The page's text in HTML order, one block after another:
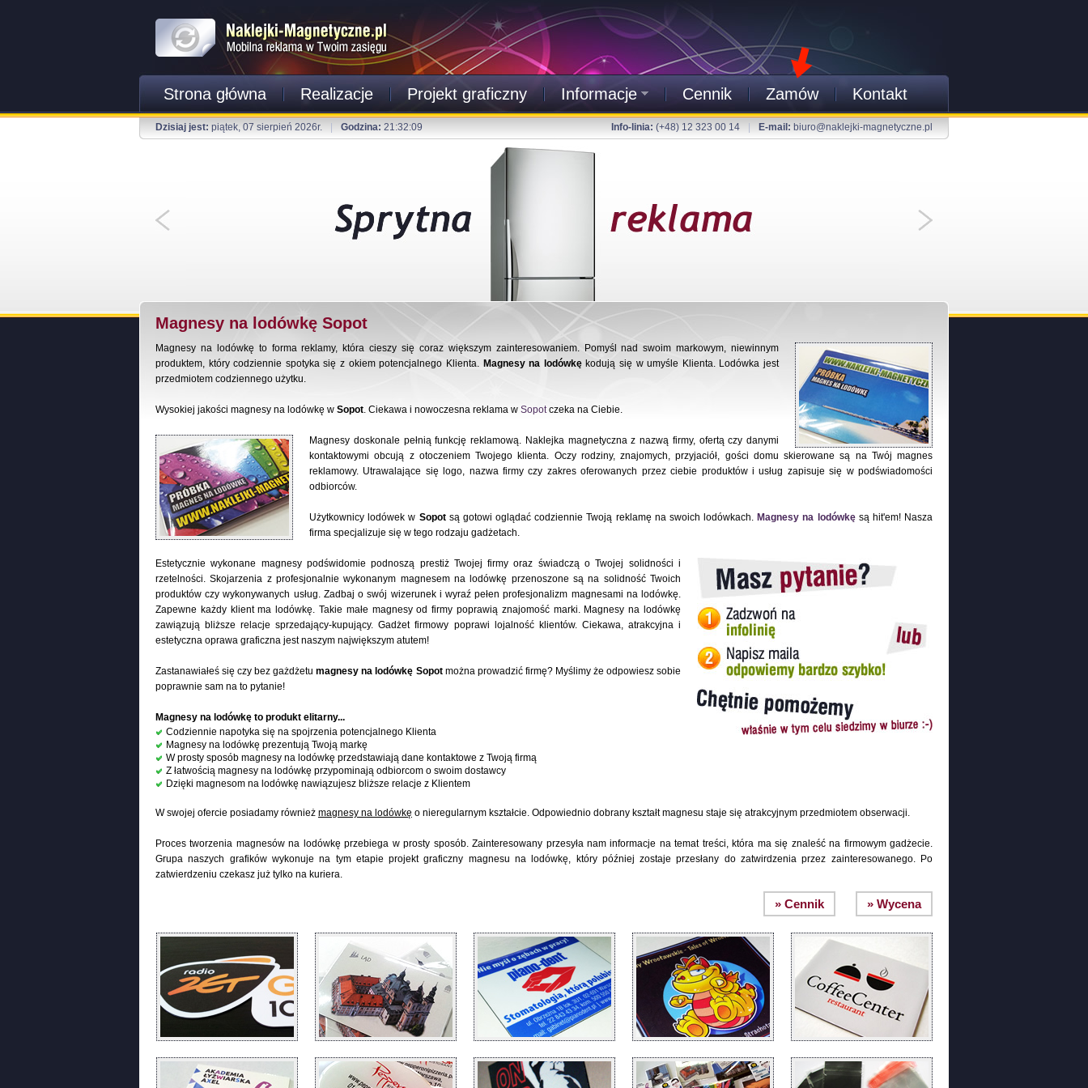
Strona główna Realizacje Projekt graficzny Informacje Cennik Zamów Kontakt
Dzisiaj jest: piątek, 07 sierpień 2026r. Godzina: 21:32:10 Info-linia: (+48) 12 323 00 14 E-mail: biuro@naklejki-magnetyczne.pl
Magnesy na lodówkę Sopot
Magnesy na lodówkę to forma reklamy, która cieszy się coraz większym zainteresowaniem. Pomyśl nad swoim markowym, niewinnym
produktem, który codziennie spotyka się z okiem potencjalnego Klienta. Magnesy na lodówkękodują się w umyśle Klienta. Lodówka jest
przedmiotem codziennego użytku.
Wysokiej jakości magnesy na lodówkę w Sopot. Ciekawa i nowoczesna reklama w Sopotczeka na Ciebie.
Magnesy doskonale pełnią funkcję reklamową. Naklejka magnetyczna z nazwą firmy, ofertą czy danymi
kontaktowymi obcują z otoczeniem Twojego klienta. Oczy rodziny, znajomych, przyjaciół, gości domu skierowane są na Twój magnes
reklamowy. Utrawalające się logo, nazwa firmy czy zakres oferowanych przez ciebie produktów i usług zapisuje się w podświadomości
odbiorców.
Użytkownicy lodówek w Sopotsą gotowi oglądać codziennie Twoją reklamę na swoich lodówkach. Magnesy na lodówkęsą hit'em! Nasza
firma specjalizuje się w tego rodzaju gadżetach.
Estetycznie wykonane magnesy podświdomie podnoszą prestiż Twojej firmy oraz świadczą o Twojej solidności i
rzetelności. Skojarzenia z profesjonalnie wykonanym magnesem na lodówkę przenoszone są na solidność Twoich
produktów czy wykonywanych usług. Zadbaj o swój wizerunek i wyraź pełen profesjonalizm magnesami na lodówkę.
Zapewne każdy klient ma lodówkę. Takie małe magnesy od firmy poprawią znajomość marki. Magnesy na lodówkę
zawiązują bliższe relacje sprzedający-kupujący. Gadżet firmowy poprawi lojalność klientów. Ciekawa, atrakcyjna i
estetyczna oprawa graficzna jest naszym największym atutem!
Zastanawiałeś się czy bez gażdżetumagnesy na lodówkę Sopotmożna prowadzić firmę? Myślimy że odpowiesz sobie
poprawnie sam na to pytanie!
Magnesy na lodówkę to produkt elitarny...
Codziennie napotyka się na spojrzenia potencjalnego Klienta
Magnesy na lodówkę prezentują Twoją markę
W prosty sposób magnesy na lodówkę przedstawiają dane kontaktowe z Twoją firmą
Z łatwością magnesy na lodówkę przypominają odbiorcom o swoim dostawcy
Dzięki magnesom na lodówkę nawiązujesz bliższe relacje z Klientem
W swojej ofercie posiadamy również magnesy na lodówkę o nieregularnym kształcie. Odpowiednio dobrany kształt magnesu staje się atrakcyjnym przedmiotem obserwacji.
Proces tworzenia magnesów na lodówkę przebiega w prosty sposób. Zainteresowany przesyła nam informacje na temat treści, która ma się znaleść na firmowym gadżecie.
Grupa naszych grafików wykonuje na tym etapie projekt graficzny magnesu na lodówkę, który później zostaje przesłany do zatwirdzenia przez zainteresowanego. Po
zatwierdzeniu czekasz już tylko na kuriera.
» Wycena
» Cennik